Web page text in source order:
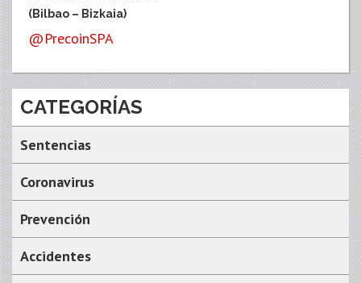
(Bilbao – Bizkaia)
@PrecoinSPA
CATEGORÍAS
Sentencias
Coronavirus
Prevención
Accidentes